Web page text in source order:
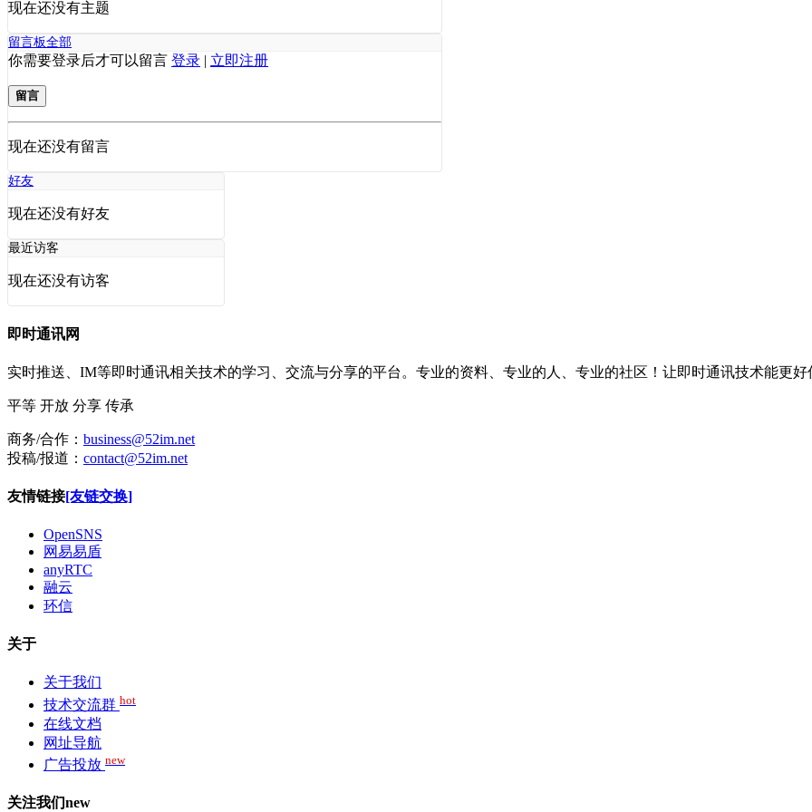
现在还没有主题
留言板全部
你需要登录后才可以留言 登录 | 立即注册
留言
现在还没有留言
好友
现在还没有好友
最近访客
现在还没有访客
即时通讯网
实时推送、IM等即时通讯相关技术的学习、交流与分享的平台。专业的资料、专业的人、专业的社区！让即时通讯技术能更好
平等 开放 分享 传承
商务/合作： business@52im.net
投稿/报道： contact@52im.net
友情链接[友链交换]
OpenSNS
网易易盾
anyRTC
融云
环信
关于
关于我们
技术交流群 hot
在线文档
网址导航
广告投放 new
关注我们new